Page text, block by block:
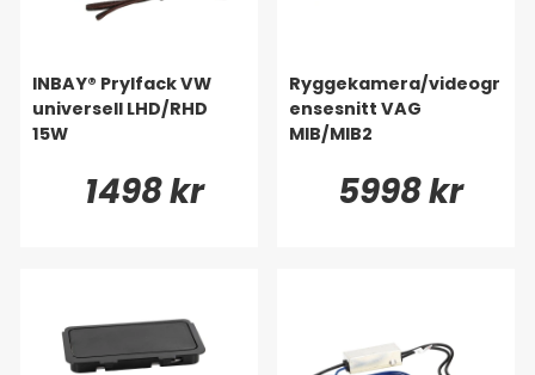
INBAY® Prylfack VW
universell LHD/RHD
15W
1498 kr
Ryggekamera/videogr
ensesnitt VAG
MIB/MIB2
5998 kr